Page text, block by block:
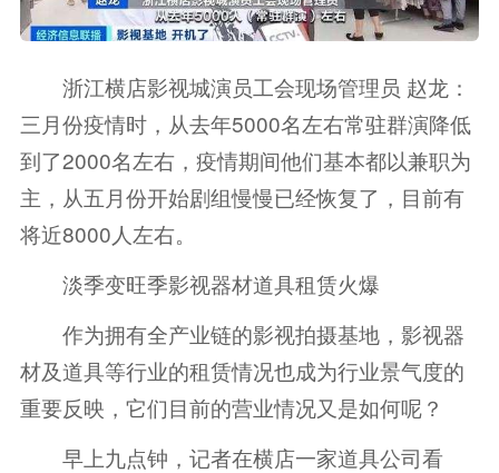
浙江横店影视城演员工会现场管理员 赵龙：
三月份疫情时，从去年5000名左右常驻群演降低
到了2000名左右，疫情期间他们基本都以兼职为
主，从五月份开始剧组慢慢已经恢复了，目前有
将近8000人左右。
淡季变旺季影视器材道具租赁火爆
作为拥有全产业链的影视拍摄基地，影视器
材及道具等行业的租赁情况也成为行业景气度的
重要反映，它们目前的营业情况又是如何呢？
早上九点钟，记者在横店一家道具公司看